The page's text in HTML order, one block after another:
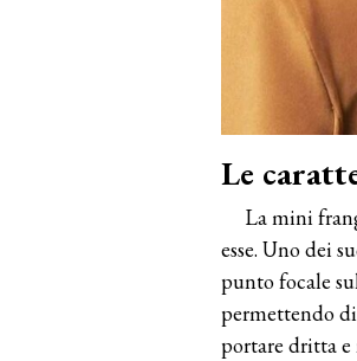
Le
La mini
esse. Uno dei
punto focale
permettendo di
portare dritta e